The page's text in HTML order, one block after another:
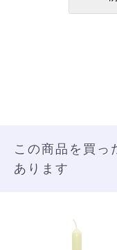
この商品を買っ
あります